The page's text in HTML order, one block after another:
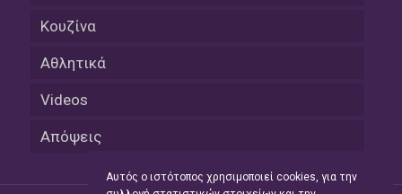
Κουζίνα
Αθλητικά
Videos
Απόψεις
Αυτός ο ιστότοπος χρησιμοποιεί cookies, για την